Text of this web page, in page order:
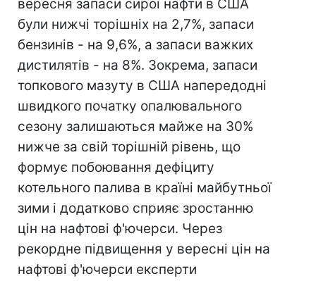
вересня запаси сирої нафти в США
були нижчі торішніх на 2,7%, запаси
бензинів - на 9,6%, а запаси важких
дистилятів - на 8%. Зокрема, запаси
топкового мазуту в США напередодні
швидкого початку опалювального
сезону залишаються майже на 30%
нижче за свій торішній рівень, що
формує побоювання дефіциту
котельного палива в країні майбутньої
зими і додатково сприяє зростанню
цін на нафтові ф'ючерси. Через
рекордне підвищення у вересні цін на
нафтові ф'ючерси експерти